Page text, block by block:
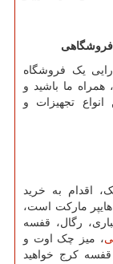
فروشگاهی
یک فروشگاه
ما باشید و
تجهیزات و
اقدام به خرید
هایپر مارکت است،
رگال، قفسه
، میز چک اوت و
کرج خواهید